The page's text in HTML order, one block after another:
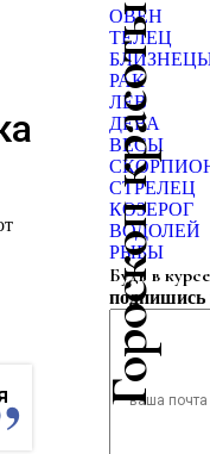
Гороскоп красоты
ОВЕН
ТЕЛЕЦ
РАК
ЛЕВ
ДЕВА
ВЕСЫ
СТРЕЛЕЦ
КОЗЕРОГ
ВОДОЛЕЙ
РЫБЫ
Будь в
подпишись